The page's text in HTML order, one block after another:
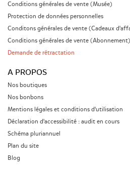
Conditions générales de vente (Musée)
Protection de données personnelles
Conditons générales de vente (Cadeaux
Conditions générales de vente (Abonnement)
Demande de rétractation
A PROPOS
Nos boutiques
Nos bonbons
Mentions légales et conditions d'utilisation
Déclaration d'accessibilité : audit en cours
Schéma pluriannuel
Plan du site
Blog